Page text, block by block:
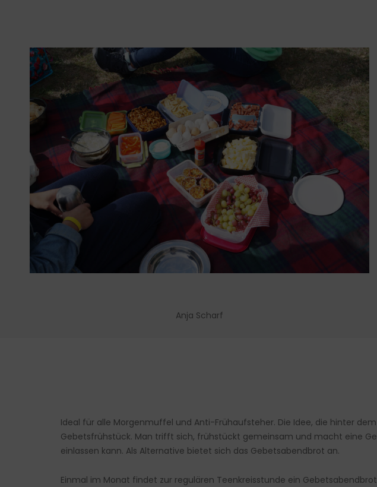
Anja Scharf
Ideal für alle Morgenmuffel und Anti-Frühaufsteher. Die Idee, die hinter
Gebetsfrühstück. Man trifft sich, frühstückt gemeinsam und macht eine
einlassen kann. Als Alternative bietet sich das Gebetsabendbrot an.
Einmal im Monat findet zur regulären Teenkreisstunde ein